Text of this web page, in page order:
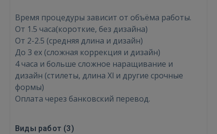
ВОЙТИ
Забыли пароль? Запомнить?
Время процедуры зависит от объёма работы.
От 1.5 часа(короткие, без дизайна)
От 2-2.5 (средняя длина и дизайн)
До 3 ех (сложная коррекция и дизайн)
4 часа и больше сложное наращивание и
дизайн (стилеты, длина Xl и другие срочные
формы)
Оплата через банковский перевод.
Виды работ (3)